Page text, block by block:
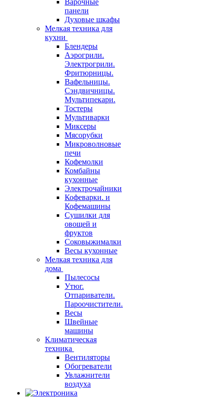
Варочные
панели
Духовые шкафы
Мелкая техника для
кухни
Блендеры
Аэрогрили.
Электрогрили.
Фритюрницы.
Вафельницы.
Сэндвичницы.
Мультипекари.
Тостеры
Мультиварки
Миксеры
Мясорубки
Микроволновые
печи
Кофемолки
Комбайны
кухонные
Электрочайники
Кофеварки. и
Кофемашины
Сушилки для
овощей и
фруктов
Соковыжималки
Весы кухонные
Мелкая техника для
дома
Пылесосы
Утюг.
Отпариватели.
Пароочистители.
Весы
Швейные
машины
Климатическая
техника
Вентиляторы
Обогреватели
Увлажнители
воздуха